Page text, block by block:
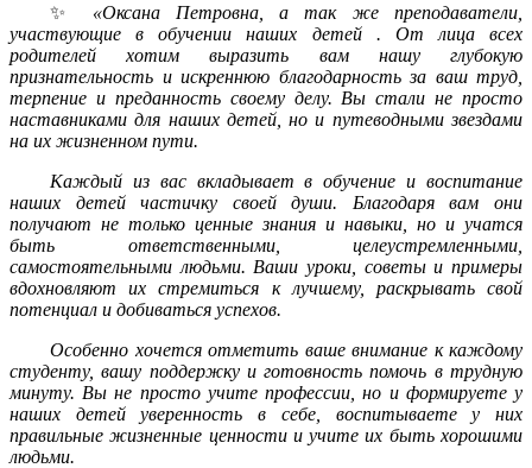
✨ «Оксана Петровна, а так же преподаватели,
участвующие в обучении наших детей . От лица всех
родителей хотим выразить вам нашу глубокую
признательность и искреннюю благодарность за ваш труд,
терпение и преданность своему делу. Вы стали не просто
наставниками для наших детей, но и путеводными звездами
на их жизненном пути.
Каждый из вас вкладывает в обучение и воспитание
наших детей частичку своей души. Благодаря вам они
получают не только ценные знания и навыки, но и учатся
быть ответственными, целеустремленными,
самостоятельными людьми. Ваши уроки, советы и примеры
вдохновляют их стремиться к лучшему, раскрывать свой
потенциал и добиваться успехов.
Особенно хочется отметить ваше внимание к каждому
студенту, вашу поддержку и готовность помочь в трудную
минуту. Вы не просто учите профессии, но и формируете у
наших детей уверенность в себе, воспитываете у них
правильные жизненные ценности и учите их быть хорошими
людьми.